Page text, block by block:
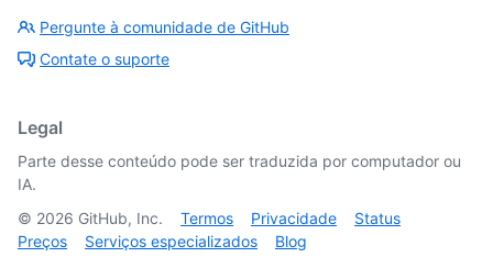
Pergunte à comunidade de GitHub
Contate o suporte
Legal
Parte desse conteúdo pode ser traduzida por computador ou
IA.
© 2026 GitHub, Inc. Termos Privacidade
Status
Preços
Serviços especializados Blog